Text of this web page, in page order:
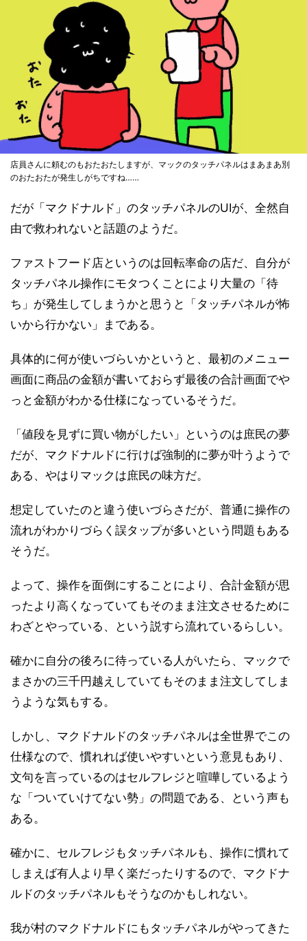
店員さんに頼むのもおたおたしますが、マックのタッチパネルはまあまあ別
のおたおたが発生しがちですね……
だが「マクドナルド」のタッチパネルのUIが、全然自
由で救われないと話題のようだ。
ファストフード店というのは回転率命の店だ、自分が
タッチパネル操作にモタつくことにより大量の「待
ち」が発生してしまうかと思うと「タッチパネルが怖
いから行かない」まである。
具体的に何が使いづらいかというと、最初のメニュー
画面に商品の金額が書いておらず最後の合計画面でや
っと金額がわかる仕様になっているそうだ。
「値段を見ずに買い物がしたい」というのは庶民の夢
だが、マクドナルドに行けば強制的に夢が叶うようで
ある、やはりマックは庶民の味方だ。
想定していたのと違う使いづらさだが、普通に操作の
流れがわかりづらく誤タップが多いという問題もある
そうだ。
よって、操作を面倒にすることにより、合計金額が思
ったより高くなっていてもそのまま注文させるために
わざとやっている、という説すら流れているらしい。
確かに自分の後ろに待っている人がいたら、マックで
まさかの三千円越えしていてもそのまま注文してしま
うような気もする。
しかし、マクドナルドのタッチパネルは全世界でこの
仕様なので、慣れれば使いやすいという意見もあり、
文句を言っているのはセルフレジと喧嘩しているよう
な「ついていけてない勢」の問題である、という声も
ある。
確かに、セルフレジもタッチパネルも、操作に慣れて
しまえば有人より早く楽だったりするので、マクドナ
ルドのタッチパネルもそうなのかもしれない。
我が村のマクドナルドにもタッチパネルがやってきた